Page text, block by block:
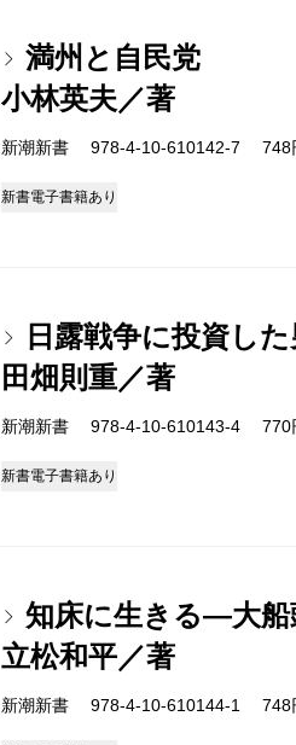
満州と自民党
小林英夫／著
新潮新書 978-4-10-610142-7
新書電子書籍あり
日露戦争に投資し
田畑則重／著
新潮新書 978-4-10-610143-4
新書電子書籍あり
知床に生きる―大
立松和平／著
新潮新書 978-4-10-610144-1